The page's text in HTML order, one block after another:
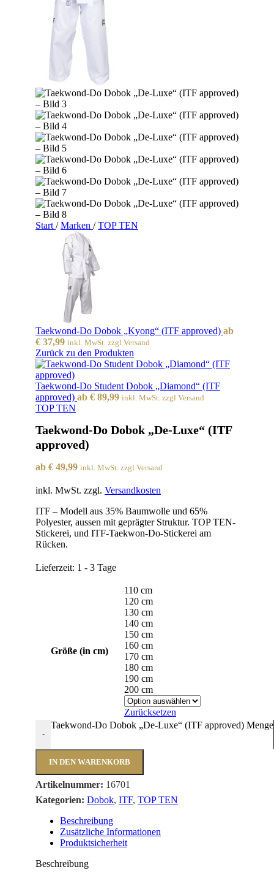
Start / Marken / TOP TEN
Taekwond-Do Dobok „Kyong“ (ITF approved) ab
€ 37,99 inkl. MwSt. zzgl Versand
Zurück zu den Produkten
Taekwond-Do Student Dobok „Diamond“ (ITF
approved) ab € 89,99 inkl. MwSt. zzgl Versand
TOP TEN
Taekwond-Do Dobok „De-Luxe“ (ITF
approved)
ab € 49,99 inkl. MwSt. zzgl Versand
inkl. MwSt. zzgl. Versandkosten
ITF – Modell aus 35% Baumwolle und 65%
Polyester, aussen mit geprägter Struktur. TOP TEN-
Stickerei, und ITF-Taekwon-Do-Stickerei am
Rücken.
Lieferzeit: 1 - 3 Tage
Größe (in cm)
110 cm
120 cm
130 cm
140 cm
150 cm
160 cm
170 cm
180 cm
190 cm
200 cm
Zurücksetzen
-
Taekwond-Do Dobok „De-Luxe“ (ITF approved) Menge
IN DEN WARENKORB
Artikelnummer: 16701
Kategorien: Dobok, ITF, TOP TEN
Beschreibung
Zusätzliche Informationen
Produktsicherheit
Beschreibung